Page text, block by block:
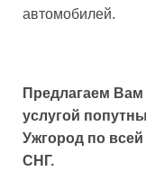
автомобилей.
Предлагаем Вам
услугой
Ужгород по
СНГ.